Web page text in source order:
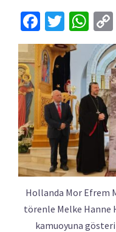
Facebook
Hollanda Mor Efrem
törenle Melke Hanne
kamuoyuna